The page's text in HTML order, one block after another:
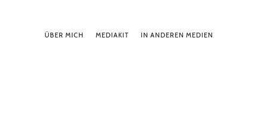
ÜBER MICH MEDIAKIT IN ANDEREN MEDIEN